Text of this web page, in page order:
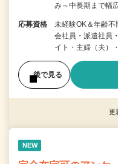
み～中長期まで幅
応募資格
未経験OK＆年齢
会社員・派遣社員
イト・主婦（夫）
後で見る
更
NEW